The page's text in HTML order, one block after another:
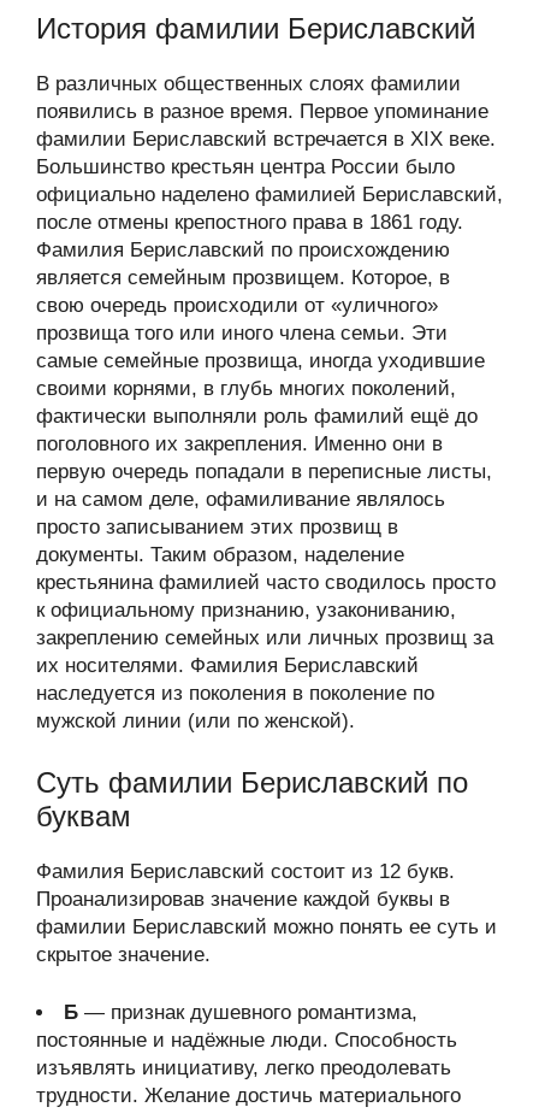
История фамилии Бериславский
В различных общественных слоях фамилии
появились в разное время. Первое упоминание
фамилии Бериславский встречается в XIX веке.
Большинство крестьян центра России было
официально наделено фамилией Бериславский,
после отмены крепостного права в 1861 году.
Фамилия Бериславский по происхождению
является семейным прозвищем. Которое, в
свою очередь происходили от «уличного»
прозвища того или иного члена семьи. Эти
самые семейные прозвища, иногда уходившие
своими корнями, в глубь многих поколений,
фактически выполняли роль фамилий ещё до
поголовного их закрепления. Именно они в
первую очередь попадали в переписные листы,
и на самом деле, офамиливание являлось
просто записыванием этих прозвищ в
документы. Таким образом, наделение
крестьянина фамилией часто сводилось просто
к официальному признанию, узакониванию,
закреплению семейных или личных прозвищ за
их носителями. Фамилия Бериславский
наследуется из поколения в поколение по
мужской линии (или по женской).
Суть фамилии Бериславский по
буквам
Фамилия Бериславский состоит из 12 букв.
Проанализировав значение каждой буквы в
фамилии Бериславский можно понять ее суть и
скрытое значение.
Б — признак душевного романтизма,
постоянные и надёжные люди. Способность
изъявлять инициативу, легко преодолевать
трудности. Желание достичь материального